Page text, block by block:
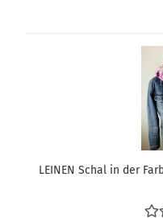
LEINEN Schal in der